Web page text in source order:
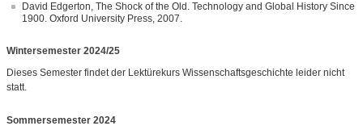
David Edgerton, The Shock of the Old. Technology and Global History Since
1900. Oxford University Press, 2007.
Wintersemester 2024/25
Dieses Semester findet der Lektürekurs Wissenschaftsgeschichte leider nicht
statt.
Sommersemester 2024